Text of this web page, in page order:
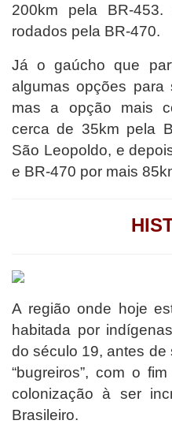
200km pela BR-
rodados pela BR-470.
Já o gaúcho que
algumas opções
mas a opção mais
cerca de 35km pela
São Leopoldo, e
e BR-470 por mais
A região onde hoje
habitada por indígenas
do século 19, antes
“bugreiros”, com o
colonização à ser
Brasileiro.